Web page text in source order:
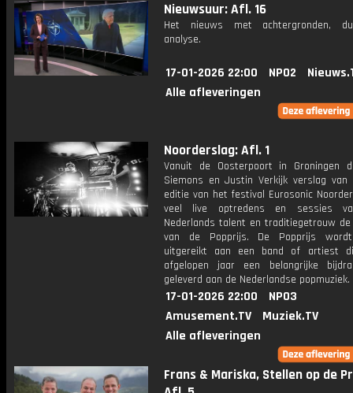
Nieuwsuur: Afl. 16
Het nieuws met achtergronden,
analyse.
17-01-2026 22:00 NPO2
Alle afleveringen
Noorderslag: Afl. 1
Vanuit de Oosterpoort in Groningen
Siemons en Justin Verkijk verslag
editie van het festival Eurosonic
veel live optredens en sessies
Nederlands talent en traditiegetrouw
van de Popprijs. De Popprijs
uitgereikt aan een band of artiest
afgelopen jaar een belangrijke
geleverd aan de Nederlandse popmuziek.
17-01-2026 22:00
NPO3
Amusement.TV
Muziek.TV
Alle afleveringen
Frans & Mariska, Stellen op de